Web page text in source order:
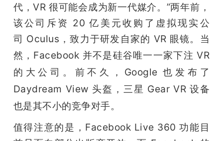
代，VR 很可能会成为新一代媒介。”两年前，
该公司斥资 20 亿美元收购了虚拟现实公
司 Oculus，致力于研发自家的 VR 眼镜。当
然， Facebook 并不是硅谷唯一一家下注 VR
的大公司。前不久，Google 也发布了
Daydream View 头盔，三星 Gear VR 设备
也是其不小的竞争对手。
值得注意的是，Facebook Live 360 功能目